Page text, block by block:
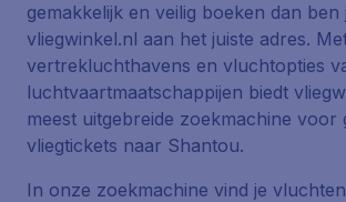
gemakkelijk en veilig boeken dan ben
vliegwinkel.nl aan het juiste adres.
vertrekluchthavens en vluchtopties
luchtvaartmaatschappijen biedt
meest uitgebreide zoekmachine voor
vliegtickets naar Shantou.
In onze zoekmachine vind je